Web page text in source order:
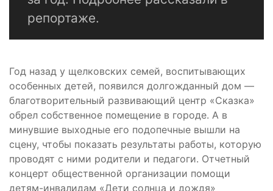
репортаже.
Год назад у щелковских семей, воспитывающих
особенных детей, появился долгожданный дом —
благотворительный развивающий центр «Сказка»
обрел собственное помещение в городе. А в
минувшие выходные его подопечные вышли на
сцену, чтобы показать результаты работы, которую
проводят с ними родители и педагоги. Отчетный
концерт общественной организации помощи
детям-инвалидам «Дети солнца и дождя»